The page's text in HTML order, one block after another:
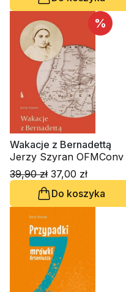
%
Wakacje z Bernadettą
Jerzy Szyran OFMConv
39,90 zł 37,00 zł
Do koszyka